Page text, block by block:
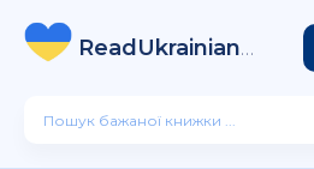
ReadUkrainian
Books